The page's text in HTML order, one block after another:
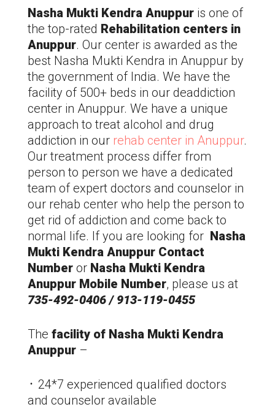
Nasha Mukti Kendra Anuppur is one of
the top-rated Rehabilitation centers in
Anuppur. Our center is awarded as the
best Nasha Mukti Kendra in Anuppur by
the government of India. We have the
facility of 500+ beds in our deaddiction
center in Anuppur. We have a unique
approach to treat alcohol and drug
addiction in our rehab center in Anuppur.
Our treatment process differ from
person to person we have a dedicated
team of expert doctors and counselor in
our rehab center who help the person to
get rid of addiction and come back to
normal life. If you are looking for Nasha
Mukti Kendra Anuppur Contact
Number or Nasha Mukti Kendra
Anuppur Mobile Number, please us at
735-492-0406 / 913-119-0455
The facility of Nasha Mukti Kendra
Anuppur –
᛫ 24*7 experienced qualified doctors
and counselor available